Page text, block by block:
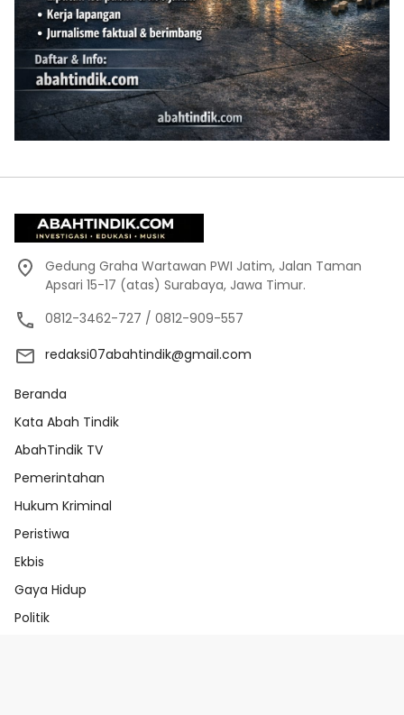
Gedung Graha Wartawan PWI Jatim, Jalan Taman
Apsari 15-17 (atas) Surabaya, Jawa Timur.
0812-3462-727 / 0812-909-557
redaksi07abahtindik@gmail.com
Beranda
Kata Abah Tindik
AbahTindik TV
Pemerintahan
Hukum Kriminal
Peristiwa
Ekbis
Gaya Hidup
Politik